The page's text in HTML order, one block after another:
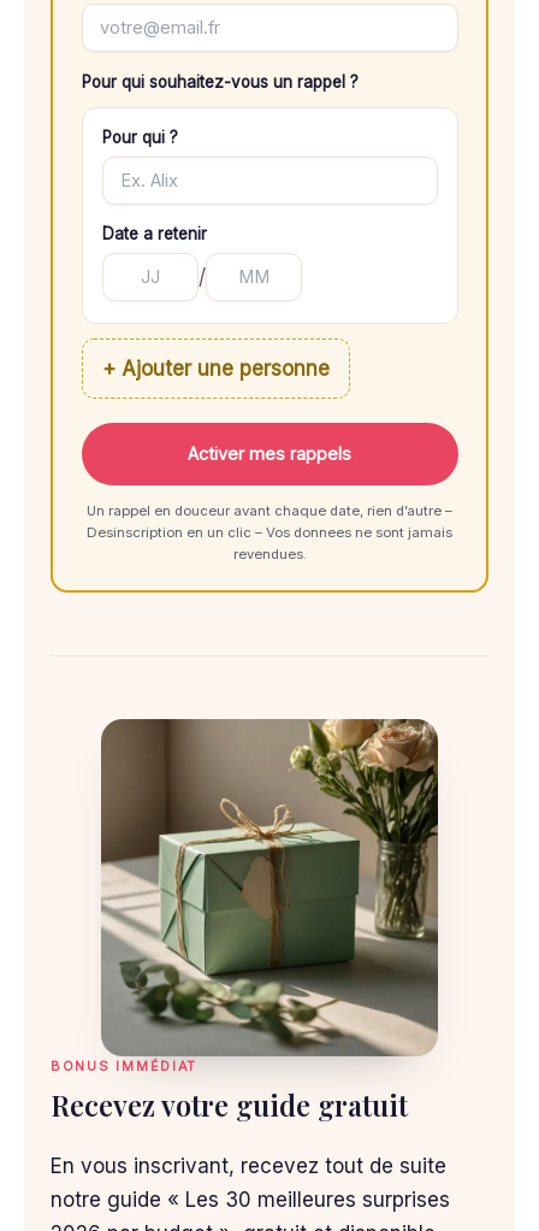
Pour qui souhaitez-vous un rappel ?
Pour qui ?
Date a retenir
/
+ Ajouter une personne
Activer mes rappels
Un rappel en douceur avant chaque date, rien d’autre –
Desinscription en un clic – Vos donnees ne sont jamais
revendues.
BONUS IMMÉDIAT
Recevez votre guide gratuit
En vous inscrivant, recevez tout de suite
notre guide « Les 30 meilleures surprises